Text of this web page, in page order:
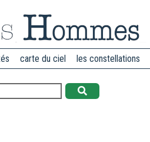
carte du ciel les constellations